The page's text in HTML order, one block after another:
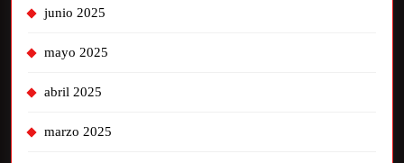
junio 2025
mayo 2025
abril 2025
marzo 2025